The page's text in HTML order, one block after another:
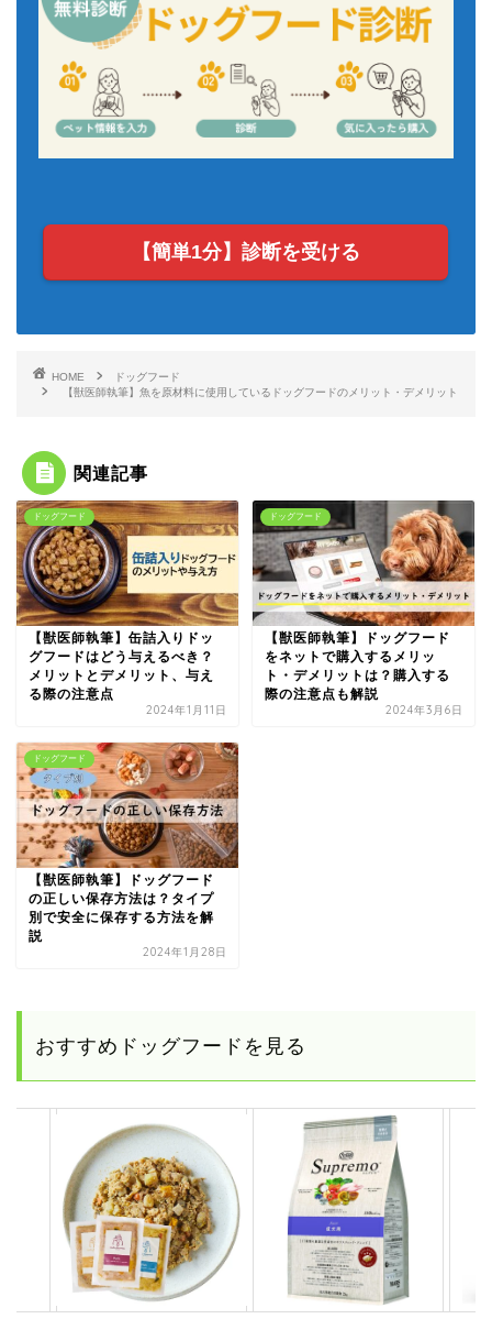
【簡単1分】診断を受ける
HOME
ドッグフード
【獣医師執筆】魚を原材料に使用しているドッグフードのメリット・デメリット
関連記事
ドッグフード
【獣医師執筆】缶詰入りドッ
グフードはどう与えるべき？
メリットとデメリット、与え
る際の注意点
2024年1月11日
ドッグフード
【獣医師執筆】ドッグフード
をネットで購入するメリッ
ト・デメリットは？購入する
際の注意点も解説
2024年3月6日
ドッグフード
【獣医師執筆】ドッグフード
の正しい保存方法は？タイプ
別で安全に保存する方法を解
説
2024年1月28日
おすすめドッグフードを見る